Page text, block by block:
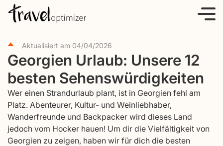
Aktualisiert am 04/04/2026
Georgien Urlaub: Unsere 12
besten Sehenswürdigkeiten
Wer einen Strandurlaub plant, ist in Georgien fehl am
Platz. Abenteurer, Kultur- und Weinliebhaber,
Wanderfreunde und Backpacker wird dieses Land
jedoch vom Hocker hauen! Um dir die Vielfältigkeit von
Georgien zu zeigen, haben wir für dich die besten